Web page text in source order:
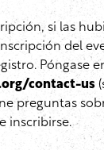
si las
del
Póngase
contact-us
preguntas
inscribirse.